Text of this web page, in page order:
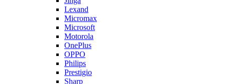
Lexand
Micromax
Microsoft
Motorola
OnePlus
OPPO
Philips
Prestigio
Sharp